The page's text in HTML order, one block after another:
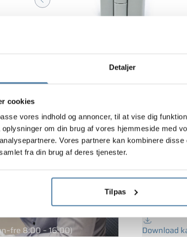
Detaljer
cookies
vores indhold og annoncer, til at vise dig
om din brug af vores hjemmeside med
Vores partnere kan kombinere
fra din brug af deres tjenester.
Tilpas
Zoom ind
Zoom ind
8:00 – 16:00)
BOOK
Download